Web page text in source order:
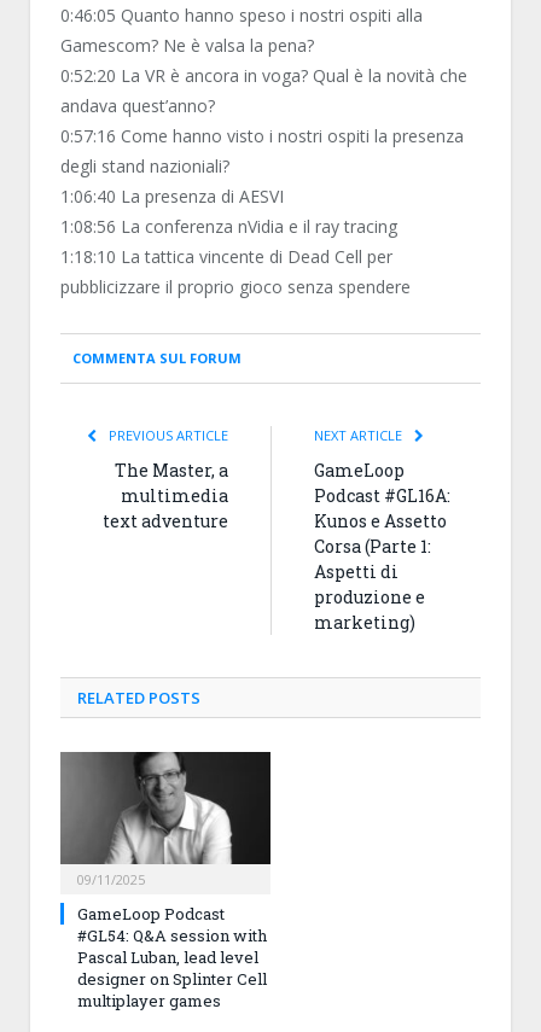
0:46:05 Quanto hanno speso i nostri ospiti alla
Gamescom? Ne è valsa la pena?
0:52:20 La VR è ancora in voga? Qual è la novità che
andava quest’anno?
0:57:16 Come hanno visto i nostri ospiti la presenza
degli stand nazioniali?
1:06:40 La presenza di AESVI
1:08:56 La conferenza nVidia e il ray tracing
1:18:10 La tattica vincente di Dead Cell per
pubblicizzare il proprio gioco senza spendere
COMMENTA SUL FORUM
PREVIOUS ARTICLE
The Master, a
multimedia
text adventure
NEXT ARTICLE
GameLoop
Podcast #GL16A:
Kunos e Assetto
Corsa (Parte 1:
Aspetti di
produzione e
marketing)
RELATED POSTS
09/11/2025
GameLoop Podcast
#GL54: Q&A session with
Pascal Luban, lead level
designer on Splinter Cell
multiplayer games